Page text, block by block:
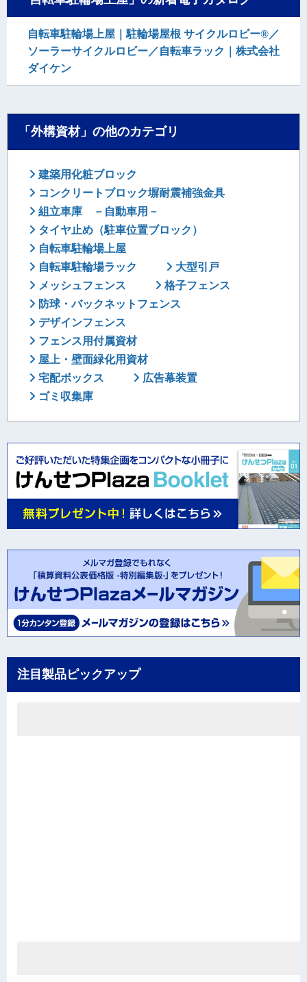
自転車駐輪場上屋｜駐輪場屋根 サイクルロビー®／
ソーラーサイクルロビー／自転車ラック｜株式会社
ダイケン
「外構資材」の他のカテゴリ
建築用化粧ブロック
コンクリートブロック塀耐震補強金具
組立車庫 －自動車用－
タイヤ止め（駐車位置ブロック）
自転車駐輪場上屋
自転車駐輪場ラック
大型引戸
メッシュフェンス
格子フェンス
防球・バックネットフェンス
デザインフェンス
フェンス用付属資材
屋上・壁面緑化用資材
宅配ボックス
広告幕装置
ゴミ収集庫
注目製品ピックアップ